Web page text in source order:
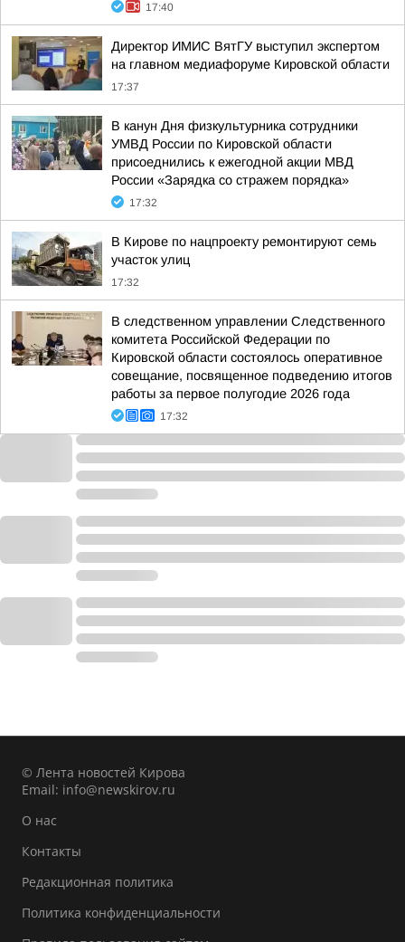
17:40
Директор ИМИС ВятГУ выступил экспертом
на главном медиафоруме Кировской области
17:37
В канун Дня физкультурника сотрудники
УМВД России по Кировской области
присоеднились к ежегодной акции МВД
России «Зарядка со стражем порядка»
17:32
В Кирове по нацпроекту ремонтируют семь
участок улиц
17:32
В следственном управлении Следственного
комитета Российской Федерации по
Кировской области состоялось оперативное
совещание, посвященное подведению итогов
работы за первое полугодие 2026 года
17:32
© Лента новостей Кирова
Email: info@newskirov.ru
О нас
Контакты
Редакционная политика
Политика конфиденциальности